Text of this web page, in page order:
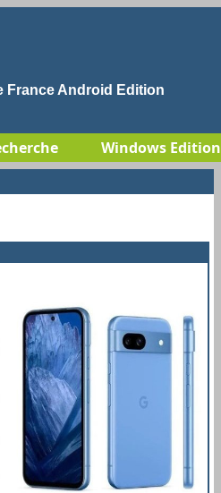
France Android Edition
Windows Edition